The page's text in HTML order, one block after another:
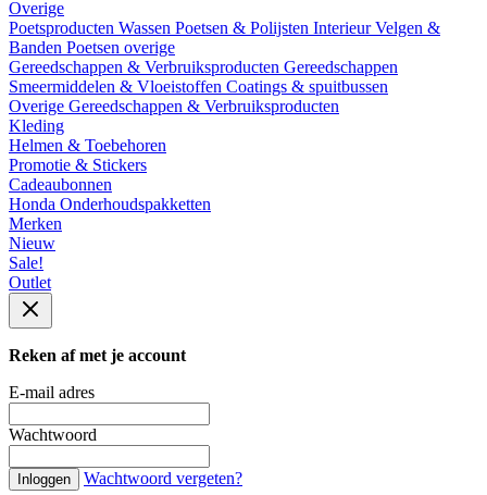
Overige
Poetsproducten Wassen Poetsen & Polijsten InterieurVelgen &
Banden Poetsen overige
Gereedschappen & Verbruiksproducten Gereedschappen
Smeermiddelen & Vloeistoffen Coatings & spuitbussen
Overige Gereedschappen & Verbruiksproducten
Kleding
Helmen & Toebehoren
Promotie & Stickers
Cadeaubonnen
Honda Onderhoudspakketten
Merken
Nieuw
Sale!
Outlet
Reken af met je account
E-mail adres
Wachtwoord
Inloggen Wachtwoord vergeten?